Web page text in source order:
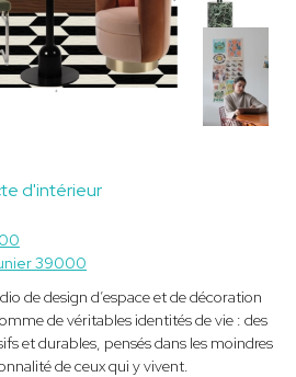
d'intérieur
39000
de design d’espace et de décoration
de véritables identités de vie : des
et durables, pensés dans les moindres
de ceux qui y vivent.